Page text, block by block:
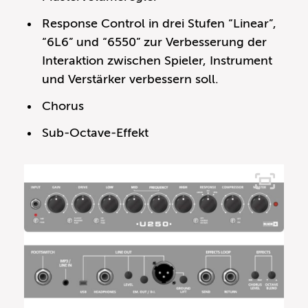
Response Control in drei Stufen “Linear”,
“6L6” und “6550” zur Verbesserung der
Interaktion zwischen Spieler, Instrument
und Verstärker verbessern soll.
Chorus
Sub-Octave-Effekt